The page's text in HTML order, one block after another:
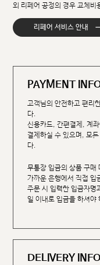
외 리페어 공정의 경우 교체비
리페어 서비스 안내
PAYMENT
고객님의 안전하고 편리
다.
신용카드, 간편결제, 계
결제하실 수 있으며, 모
다.
무통장 입금의 상품 구매
가까운 은행에서 직접 입
주문 시 입력한 입금자명
일 이내로 입금을 하셔야
DELIVERY INFO